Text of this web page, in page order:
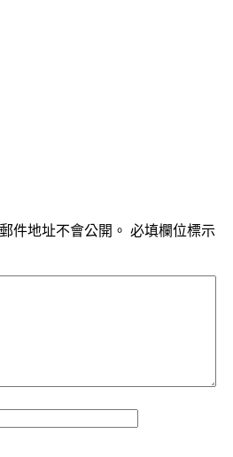
件地址不會公開。 必填欄位標示